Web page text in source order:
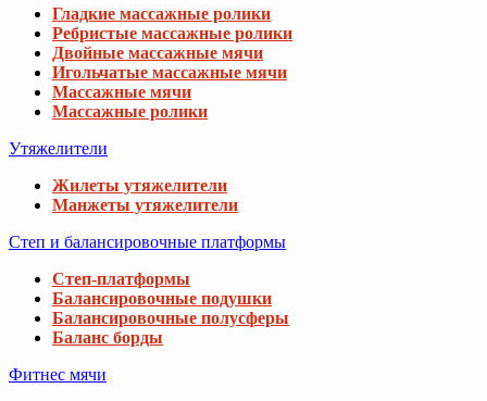
Гладкие массажные ролики
Ребристые массажные ролики
Двойные массажные мячи
Игольчатые массажные мячи
Массажные мячи
Массажные ролики
Утяжелители
Жилеты утяжелители
Манжеты утяжелители
Степ и балансировочные платформы
Степ-платформы
Балансировочные подушки
Балансировочные полусферы
Баланс борды
Фитнес мячи